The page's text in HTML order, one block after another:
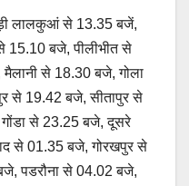
लालकुआं से 13.35 बजें,
15.10 बजे, पीलीभीत से
से 18.30 बजे, गोला
से 19.42 बजे, सीतापुर से
से 23.25 बजे, दूसरे
से 01.35 बजे, गोरखपुर से
पडरौना से 04.02 बजे,